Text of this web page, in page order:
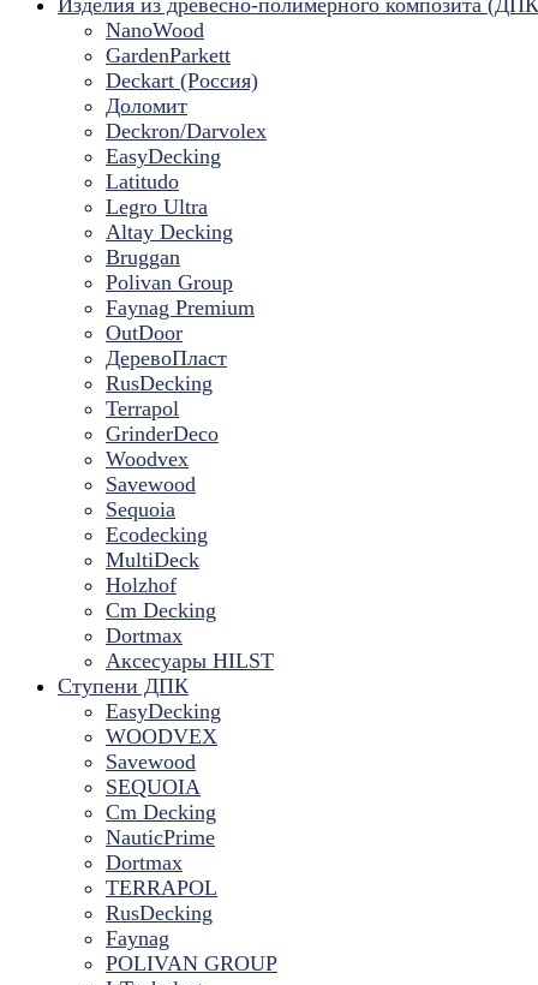
Изделия из древесно-полимерного композита
NanoWood
GardenParkett
Deckart (Россия)
Доломит
Deckron/Darvolex
EasyDecking
Latitudo
Legro Ultra
Altay Decking
Bruggan
Polivan Group
Faynag Premium
OutDoor
ДеревоПласт
RusDecking
Terrapol
GrinderDeco
Woodvex
Savewood
Sequoia
Ecodecking
MultiDeck
Holzhof
Cm Decking
Dortmax
Аксесуары HILST
Ступени ДПК
EasyDecking
WOODVEX
Savewood
SEQUOIA
Cm Decking
NauticPrime
Dortmax
TERRAPOL
RusDecking
Faynag
POLIVAN GROUP